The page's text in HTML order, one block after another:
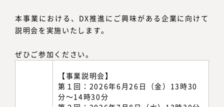
本事業における、DX推進にご興味がある企業に向けて
説明会を実施いたします。
ぜひご参加ください。
【事業説明会】
第１回：2026年6月26日（金）13時30
分～14時30分